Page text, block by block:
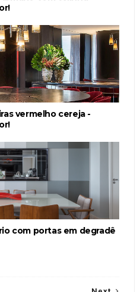
vermelho cereja -
com portas em degradê